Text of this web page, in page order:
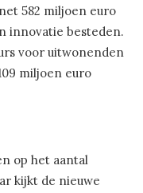
582 miljoen euro
innovatie besteden.
voor uitwonenden
miljoen euro
op het aantal
kijkt de nieuwe